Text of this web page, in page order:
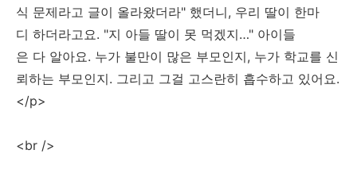
식 문제라고 글이 올라왔더라" 했더니, 우리 딸이 한마
디 하더라고요. "지 아들 딸이 못 먹겠지…" 아이들
은 다 알아요. 누가 불만이 많은 부모인지, 누가 학교를 신
뢰하는 부모인지. 그리고 그걸 고스란히 흡수하고 있어요.
</p>
<br />